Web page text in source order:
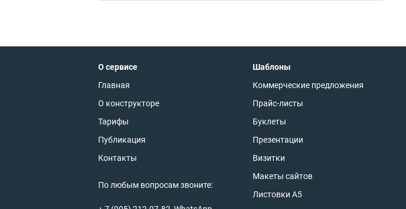
О сервисе
Главная
О конструкторе
Тарифы
Публикация
Контакты
По любым вопросам звоните:
Шаблоны
Коммерческие предложения
Прайс-листы
Буклеты
Презентации
Визитки
Макеты сайтов
Листовки А5